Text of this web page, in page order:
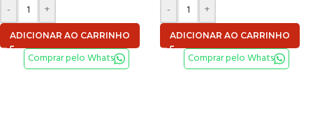
-
+
ADICIONAR AO CARRINHO
Comprar pelo Whats
-
+
ADICIONAR AO CARRINHO
Comprar pelo Whats